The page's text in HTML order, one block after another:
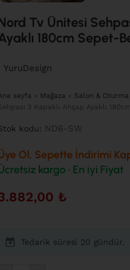
Tv Ünitesi
180cm Sepet-
YuruDesign
sayfa » Mağaza » Salon & Oturma
3 Kapaklı Ahşap Ayaklı
kodu: ND6-SW
Ol, Sepette İndirimi
kargo • En iyi Fiyat
₺
Tedarik süresi 20 gündür.